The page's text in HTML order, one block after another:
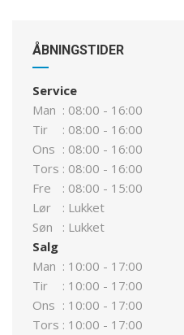
ÅBNINGSTIDER
Service
Man : 08:00 - 16:00
Tir
: 08:00 - 16:00
Ons : 08:00 - 16:00
Tors : 08:00 - 16:00
Fre
: 08:00 - 15:00
Lør
: Lukket
Søn
: Lukket
Salg
Man : 10:00 - 17:00
Tir
: 10:00 - 17:00
Ons : 10:00 - 17:00
Tors : 10:00 - 17:00